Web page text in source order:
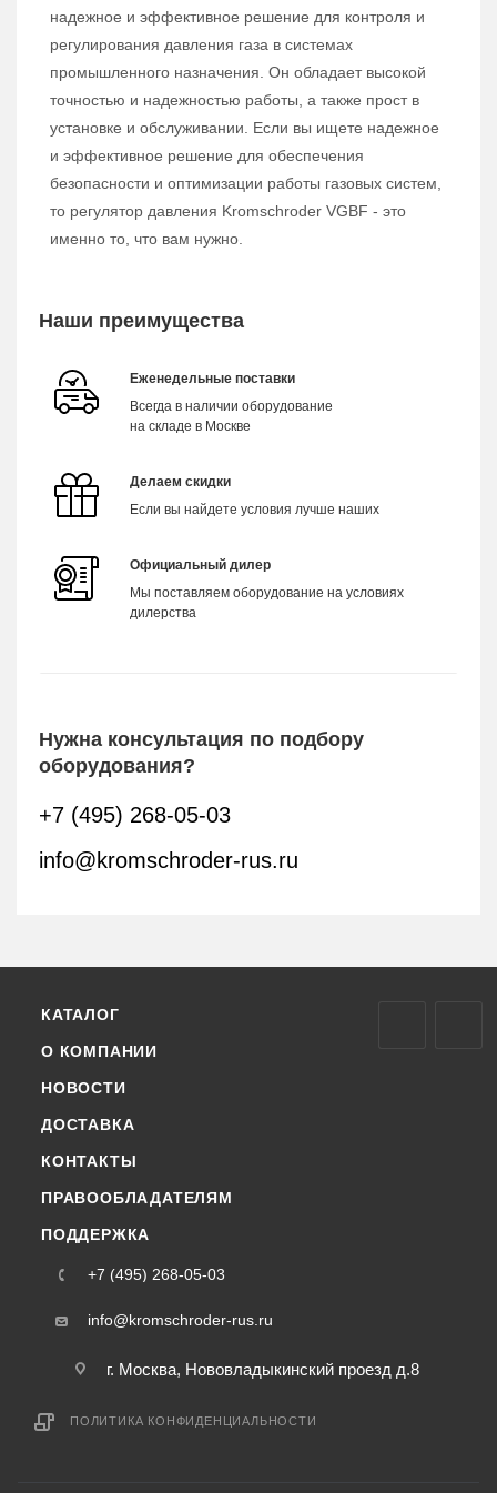
надежное и эффективное решение для контроля и
регулирования давления газа в системах
промышленного назначения. Он обладает высокой
точностью и надежностью работы, а также прост в
установке и обслуживании. Если вы ищете надежное
и эффективное решение для обеспечения
безопасности и оптимизации работы газовых систем,
то регулятор давления Kromschroder VGBF - это
именно то, что вам нужно.
Наши преимущества
Еженедельные поставки
Всегда в наличии оборудование
на складе в Москве
Делаем скидки
Если вы найдете условия лучше наших
Официальный дилер
Мы поставляем оборудование на условиях
дилерства
Нужна консультация по подбору
оборудования?
+7 (495) 268-05-03
info@kromschroder-rus.ru
КАТАЛОГ
О КОМПАНИИ
НОВОСТИ
ДОСТАВКА
КОНТАКТЫ
ПРАВООБЛАДАТЕЛЯМ
ПОДДЕРЖКА
+7 (495) 268-05-03
info@kromschroder-rus.ru
г. Москва, Нововладыкинский проезд д.8
ПОЛИТИКА КОНФИДЕНЦИАЛЬНОСТИ